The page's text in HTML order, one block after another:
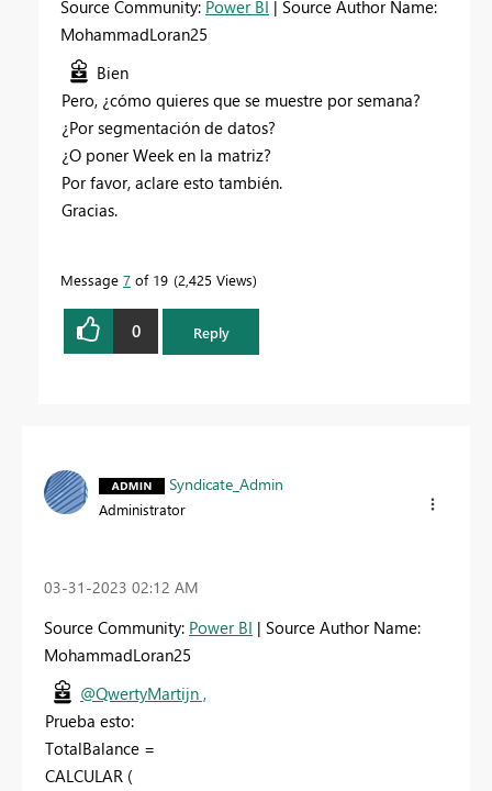
Source Community: Power BI | Source Author Name:
MohammadLoran25
Bien
Pero, ¿cómo quieres que se muestre por semana?
¿Por segmentación de datos?
¿O poner Week en la matriz?
Por favor, aclare esto también.
Gracias.
Message 7 of 19 2,425 Views
0 Reply
Syndicate_Admin
Administrator
‎03-31-2023 02:12 AM
Source Community: Power BI | Source Author Name:
MohammadLoran25
@QwertyMartijn ,
Prueba esto:
TotalBalance =
CALCULAR (